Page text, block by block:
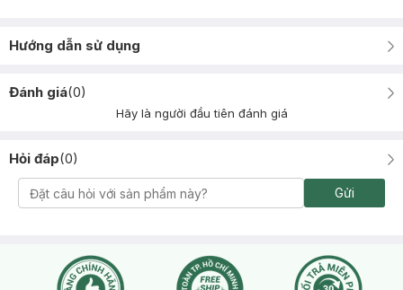
Hướng dẫn sử dụng
Đánh giá(0)
Hãy là người đầu tiên đánh giá
Hỏi đáp(0)
Gửi